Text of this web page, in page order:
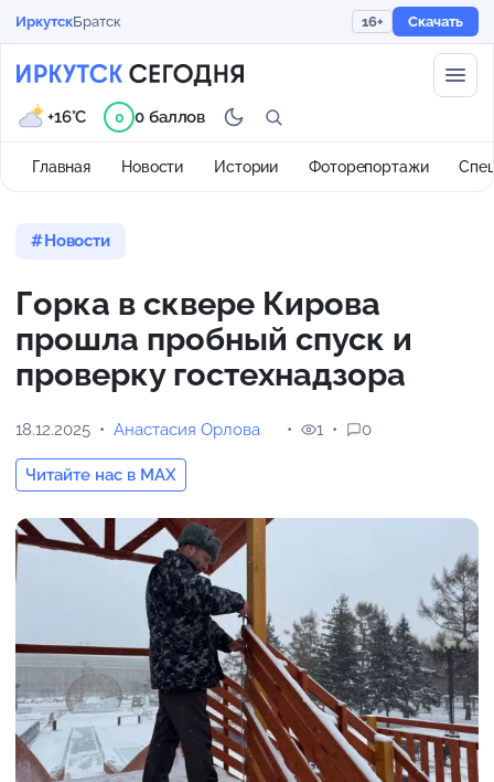
ИркутскБратск 16+ Скачать
Главная Новости Истории Фоторепортажи
+16°C 0 0 баллов
Новости
Горка в сквере Кирова
прошла пробный спуск и
проверку гостехнадзора
18.12.2025 Анастасия Орлова
Читайте нас в MAX
1 0